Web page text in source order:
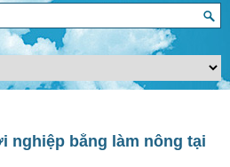
nghiệp bằng làm nông tại